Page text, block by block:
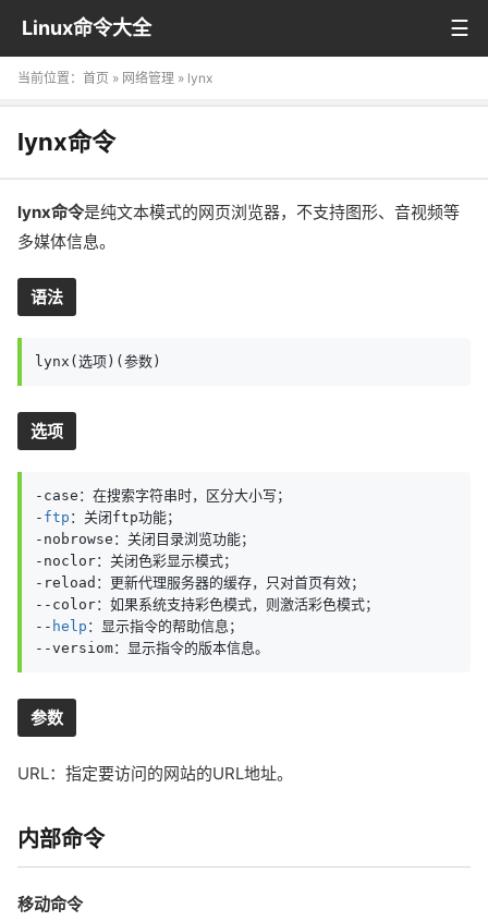
Linux命令大全
当前位置： 首页 » 网络管理 » lynx
lynx命令
lynx命令是纯文本模式的网页浏览器，不支持图形、音视频等
多媒体信息。
语法
lynx(选项)(参数)
选项
-case：在搜索字符串时，区分大小写；
- ftp ：关闭ftp功能；
-nobrowse：关闭目录浏览功能；
-noclor：关闭色彩显示模式；
-reload：更新代理服务器的缓存，只对首页有效；
--color：如果系统支持彩色模式，则激活彩色模式；
-- help ：显示指令的帮助信息；
--versiom：显示指令的版本信息。
参数
URL：指定要访问的网站的URL地址。
内部命令
移动命令